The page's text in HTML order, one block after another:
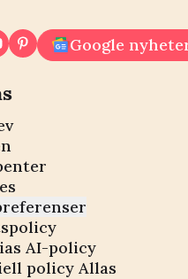
Google
AI-policy
policy Allas